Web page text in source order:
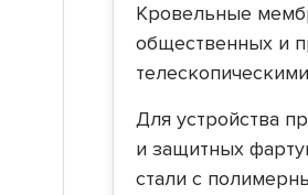
Кровельные
общественных и
Для устройства
и защитных
стали с